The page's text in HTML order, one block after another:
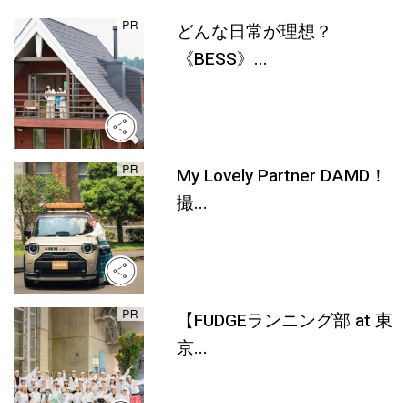
どんな日常が理想？
《BESS》...
My Lovely Partner DAMD！
撮...
【FUDGEランニング部 at 東
京...